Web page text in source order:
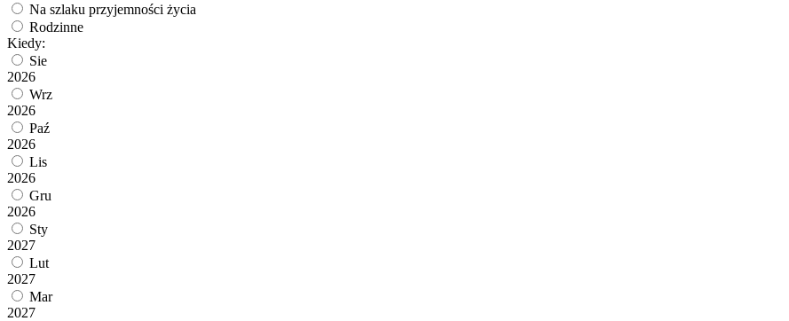
Na szlaku przyjemności życia
Rodzinne
Kiedy:
Sie
2026
Wrz
2026
Paź
2026
Lis
2026
Gru
2026
Sty
2027
Lut
2027
Mar
2027